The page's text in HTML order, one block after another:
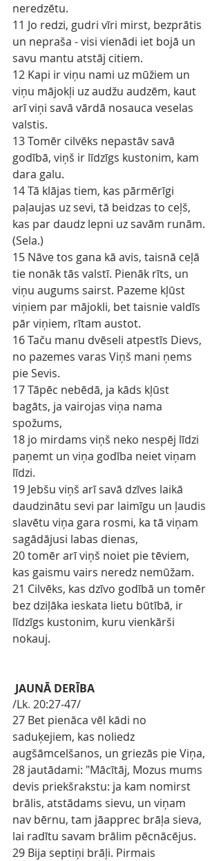
neredzētu.
11 Jo redzi, gudri vīri mirst, bezprātis
un nepraša - visi vienādi iet bojā un
savu mantu atstāj citiem.
12 Kapi ir viņu nami uz mūžiem un
viņu mājokļi uz audžu audzēm, kaut
arī viņi savā vārdā nosauca veselas
valstis.
13 Tomēr cilvēks nepastāv savā
godībā, viņš ir līdzīgs kustonim, kam
dara galu.
14 Tā klājas tiem, kas pārmērīgi
paļaujas uz sevi, tā beidzas to ceļš,
kas par daudz lepni uz savām runām.
(Sela.)
15 Nāve tos gana kā avis, taisnā ceļā
tie nonāk tās valstī. Pienāk rīts, un
viņu augums sairst. Pazeme kļūst
viņiem par mājokli, bet taisnie valdīs
pār viņiem, rītam austot.
16 Taču manu dvēseli atpestīs Dievs,
no pazemes varas Viņš mani ņems
pie Sevis.
17 Tāpēc nebēdā, ja kāds kļūst
bagāts, ja vairojas viņa nama
spožums,
18 jo mirdams viņš neko nespēj līdzi
paņemt un viņa godība neiet viņam
līdzi.
19 Jebšu viņš arī savā dzīves laikā
daudzinātu sevi par laimīgu un ļaudis
slavētu viņa gara rosmi, ka tā viņam
sagādājusi labas dienas,
20 tomēr arī viņš noiet pie tēviem,
kas gaismu vairs neredz nemūžam.
21 Cilvēks, kas dzīvo godībā un tomēr
bez dziļāka ieskata lietu būtībā, ir
līdzīgs kustonim, kuru vienkārši
nokauj.
JAUNĀ DERĪBA
/Lk. 20:27-47/
27 Bet pienāca vēl kādi no
saduķejiem, kas noliedz
augšāmcelšanos, un griezās pie Viņa,
28 jautādami: "Mācītāj, Mozus mums
devis priekšrakstu: ja kam nomirst
brālis, atstādams sievu, un viņam
nav bērnu, tam jāapprec brāļa sieva,
lai radītu savam brālim pēcnācējus.
29 Bija septiņi brāļi. Pirmais